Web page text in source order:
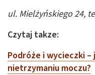
ul. Mielżyńskiego 24,
Czytaj takze:
Podróże i wycieczki
nietrzymaniu moczu?